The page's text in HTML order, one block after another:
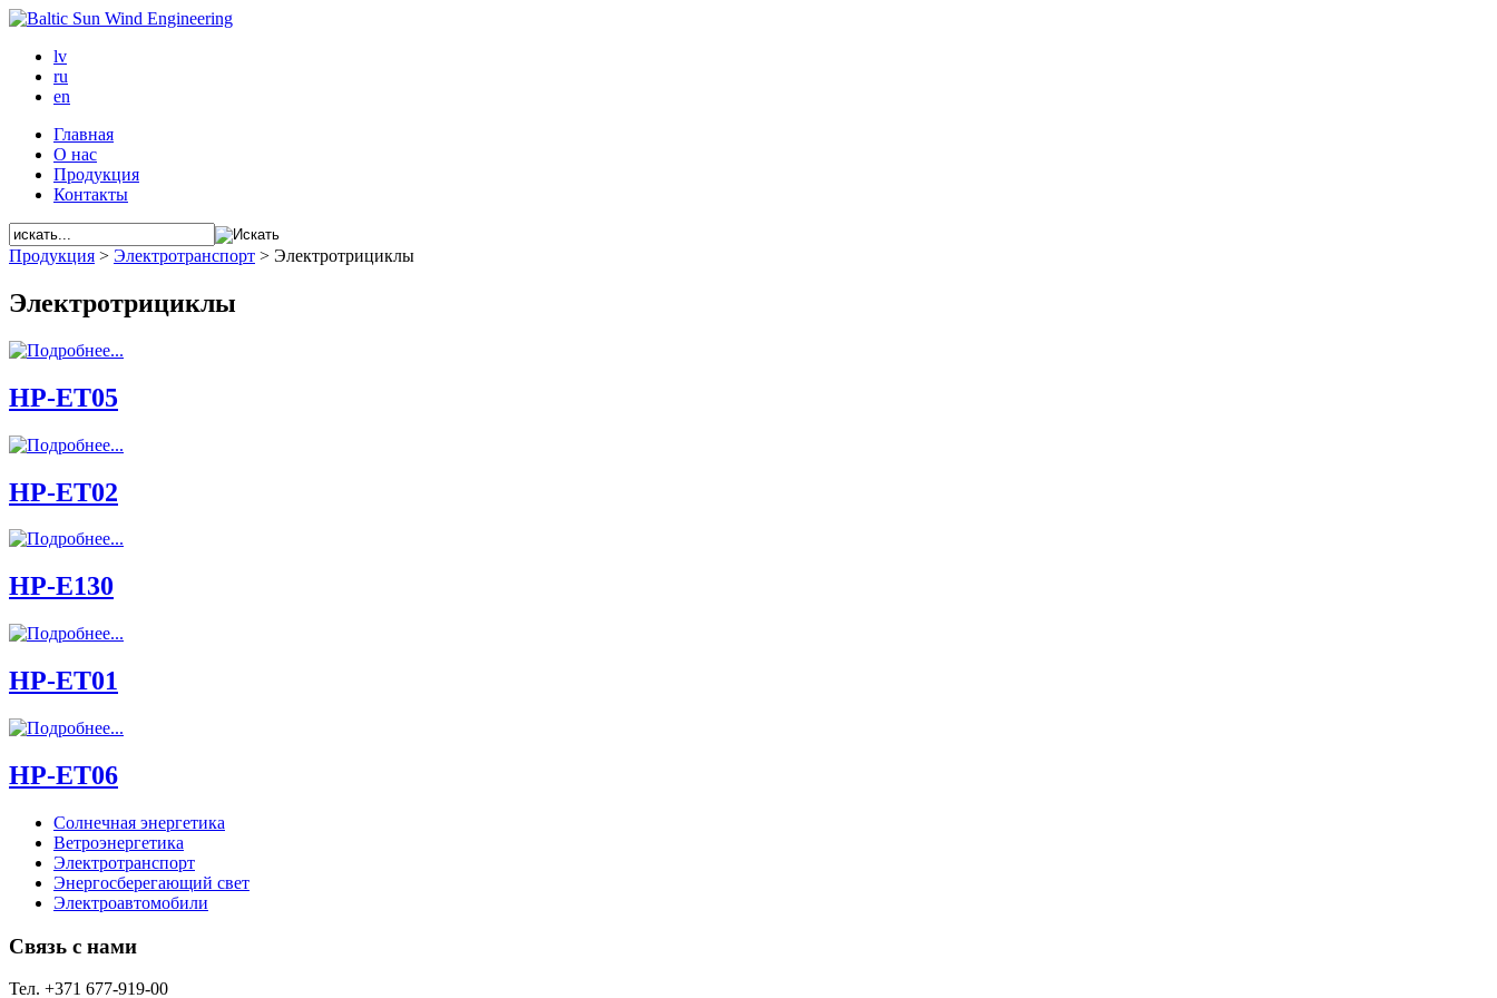
lv
ru
en
Главная
О нас
Продукция
Контакты
Продукция > Электротранспорт > Электротрициклы
Электрoтрициклы
HP-ET05
HP-ET02
HP-E130
HP-ET01
HP-ET06
Солнечная энергетика
Ветроэнергетика
Электротранспорт
Энергосберегающий свет
Электроавтомобили
Связь с нами
Тел. +371 677-919-00